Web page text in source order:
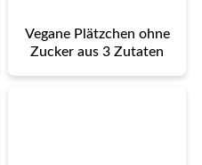
Vegane Plätzchen ohne
Zucker aus 3 Zutaten